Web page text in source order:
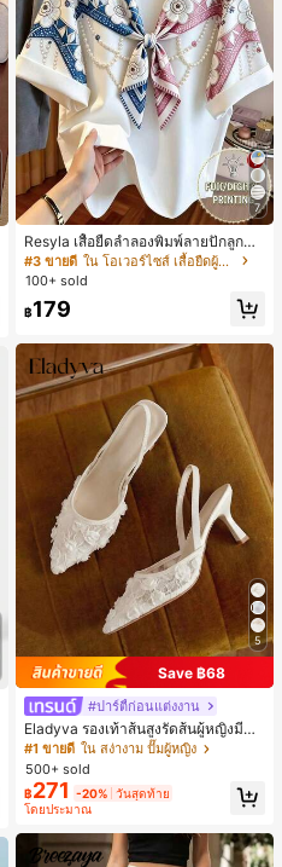
7
Resyla เสื้อยืดลำลองพิมพ์ลายปักลูกปัด
รูปโบว์ขนาดใหญ่สำหรับผู้หญิง
#3 ขายดี
ใน โอเวอร์ไซส์ เสื้อยืดผู้หญิง
100+ sold
฿179
5
Save ฿68
#ปาร์ตี้ก่อนแต่งงาน
Eladyva รองเท้าส้นสูงรัดส้นผู้หญิงมีดอ
กไม้ประดับตาข่ายเสริมและสามารถสว
มได้สองแบบ ส้นสูง 7 ซม. รูปแบบโรมัน
หรูหรา ส้นเข็ม ลุคเทพนิยาย
#1 ขายดี ใน สง่างาม ปั๊มผู้หญิง
500+ sold
฿271 -20% วันสุดท้าย
โดยประมาณ